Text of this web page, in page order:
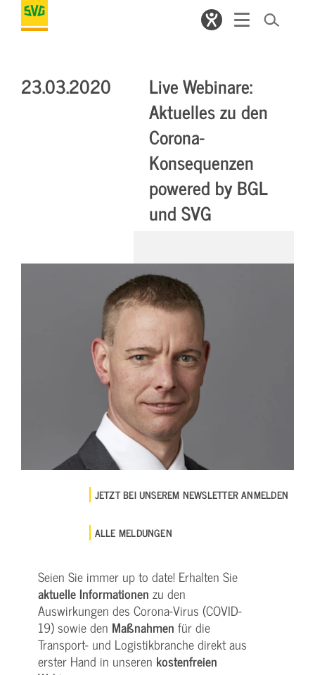
23.03.2020
Live Webinare:
Aktuelles zu den
Corona-
Konsequenzen
powered by BGL
und SVG
JETZT BEI UNSEREM NEWSLETTER ANMELDEN
ALLE MELDUNGEN
Seien Sie immer up to date! Erhalten Sie
aktuelle Informationen zu den
Auswirkungen des Corona-Virus (COVID-
19) sowie den Maßnahmen für die
Transport- und Logistikbranche direkt aus
erster Hand in unseren kostenfreien